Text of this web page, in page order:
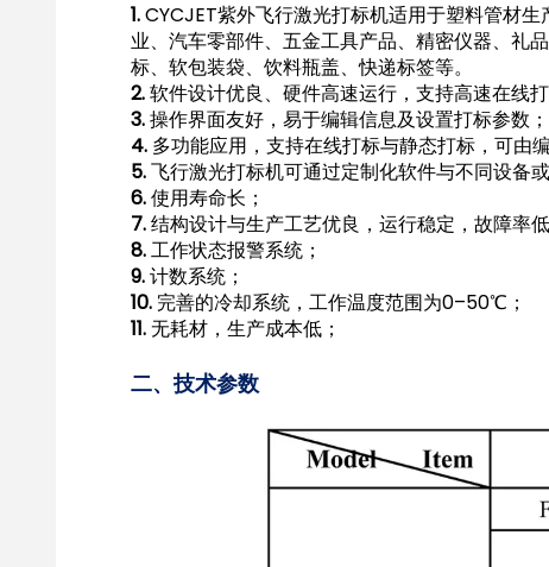
1.CYCJET紫外飞行激光打标机适用于塑料管材
业、汽车零部件、五金工具产品、精密仪器、礼
标、软包装袋、饮料瓶盖、快递标签等。
2.软件设计优良、硬件高速运行，支持高速在线
3.操作界面友好，易于编辑信息及设置打标参数；
4.多功能应用，支持在线打标与静态打标，可由
5.飞行激光打标机可通过定制化软件与不同设备
6.使用寿命长；
7.结构设计与生产工艺优良，运行稳定，故障率低
8.工作状态报警系统；
9.计数系统；
10.完善的冷却系统，工作温度范围为0–50℃；
11.无耗材，生产成本低；
二、技术参数